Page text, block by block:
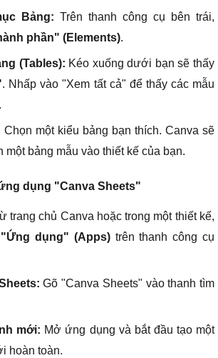
Bảng: Trên thanh công cụ bên trái,
phần" (Elements).
(Tables): Kéo xuống dưới bạn sẽ thấy
. Nhấp vào "Xem tất cả" để thấy các mẫu
Chọn một kiểu bảng bạn thích. Canva sẽ
một bảng mẫu vào thiết kế của bạn.
dụng "Canva Sheets"
trang chủ Canva hoặc trong một thiết kế,
"Ứng dụng" (Apps)trên thanh công cụ
Gõ "Canva Sheets" vào thanh tìm
mới: Mở ứng dụng và bắt đầu tạo một
hoàn toàn.